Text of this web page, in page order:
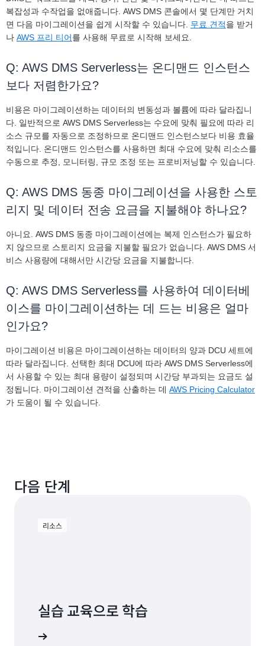
복잡성과 수작업을 없애줍니다. AWS DMS 콘솔에서 몇 단계만 거치
면 다음 마이그레이션을 쉽게 시작할 수 있습니다. 무료 견적을 받거
나 AWS 프리 티어를 사용해 무료로 시작해 보세요.
Q: AWS DMS Serverless는 온디맨드 인스턴스
보다 저렴한가요?
비용은 마이그레이션하는 데이터의 변동성과 볼륨에 따라 달라집니
다. 일반적으로 AWS DMS Serverless는 수요에 맞춰 필요에 따라 리
소스 규모를 자동으로 조정하므로 온디맨드 인스턴스보다 비용 효율
적입니다. 온디맨드 인스턴스를 사용하면 최대 수요에 맞춰 리소스를
수동으로 추정, 모니터링, 규모 조정 또는 프로비저닝할 수 있습니다.
Q: AWS DMS 동종 마이그레이션을 사용한 스토
리지 및 데이터 전송 요금을 지불해야 하나요?
아니요. AWS DMS 동종 마이그레이션에는 복제 인스턴스가 필요하
지 않으므로 스토리지 요금을 지불할 필요가 없습니다. AWS DMS 서
비스 사용량에 대해서만 시간당 요금을 지불합니다.
Q: AWS DMS Serverless를 사용하여 데이터베
이스를 마이그레이션하는 데 드는 비용은 얼마
인가요?
마이그레이션 비용은 마이그레이션하는 데이터의 양과 DCU 세트에
따라 달라집니다. 선택한 최대 DCU에 따라 AWS DMS Serverless에
서 사용할 수 있는 최대 용량이 설정되며 시간당 부과되는 요금도 설
정됩니다. 마이그레이션 견적을 산출하는 데 AWS Pricing Calculator
가 도움이 될 수 있습니다.
다음 단계
리소스
실습 교육으로 학습